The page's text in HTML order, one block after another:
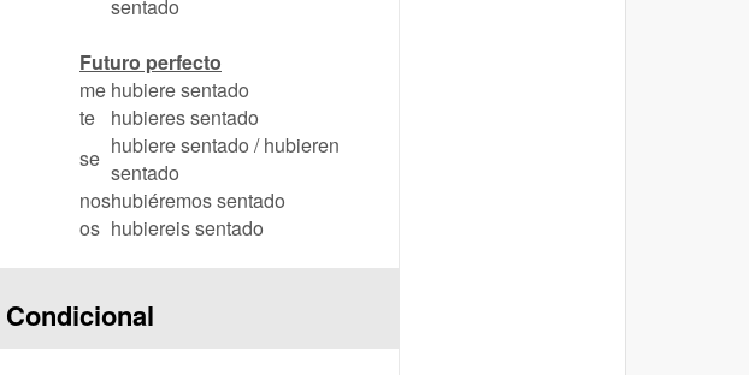
sentado
Futuro perfecto
me hubiere sentado
te
hubieres sentado
se hubiere sentado / hubieren
sentado
noshubiéremos sentado
os hubiereis sentado
Condicional